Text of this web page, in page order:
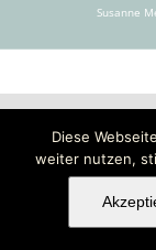
Susanne
Diese
weiter nutzen,